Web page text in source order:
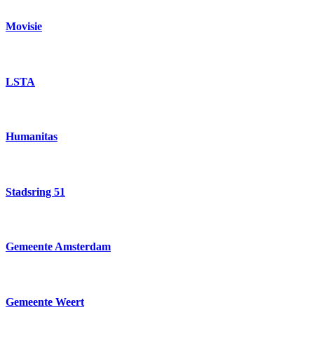
Movisie
LSTA
Humanitas
Stadsring 51
Gemeente Amsterdam
Gemeente Weert